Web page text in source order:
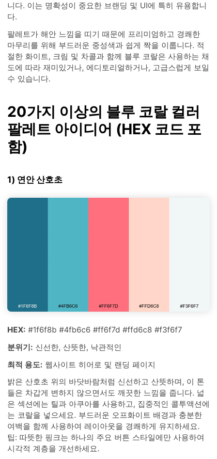
니다. 이는 명확성이 중요한 브랜딩 및 UI에 특히 유용합니
다.
팔레트가 해안 느낌을 띠기 때문에 프리미엄하고 경쾌한
마무리를 위해 부드러운 중성색과 쉽게 짝을 이룹니다. 적
절한 화이트, 크림 및 차콜과 함께 블루 코랄은 사용하는 채
도에 따라 재미있거나, 에디토리얼하거나, 고급스럽게 보일
수 있습니다.
20가지 이상의 블루 코랄 컬러
팔레트 아이디어 (HEX 코드 포
함)
1) 연안 산호초
HEX: #1f6f8b #4fb6c6 #ff6f7d #ffd6c8 #f3f6f7
분위기: 신선한, 산뜻한, 낙관적인
최적 용도: 웹사이트 히어로 및 랜딩 페이지
밝은 산호초 위의 바닷바람처럼 신선하고 산뜻하며, 이 톤
들은 차갑게 변하지 않으면서도 깨끗한 느낌을 줍니다. 넓
은 섹션에는 틸과 아쿠아를 사용하고, 집중적인 콜투액션에
는 코랄을 넣으세요. 부드러운 오프화이트 배경과 충분한
여백을 함께 사용하여 레이아웃을 경쾌하게 유지하세요.
팁: 따뜻한 핑크는 하나의 주요 버튼 스타일에만 사용하여
시각적 계층을 개선하세요.